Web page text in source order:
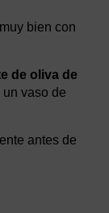
bien con
de oliva de
vaso de
antes de